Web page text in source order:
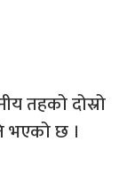
तहको दोस्रो
भएको छ ।